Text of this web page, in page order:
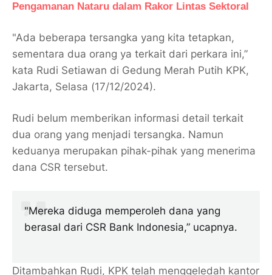
Pengamanan Nataru dalam Rakor Lintas Sektoral
"Ada beberapa tersangka yang kita tetapkan,
sementara dua orang ya terkait dari perkara ini,”
kata Rudi Setiawan di Gedung Merah Putih KPK,
Jakarta, Selasa (17/12/2024).
Rudi belum memberikan informasi detail terkait
dua orang yang menjadi tersangka. Namun
keduanya merupakan pihak-pihak yang menerima
dana CSR tersebut.
"Mereka diduga memperoleh dana yang
berasal dari CSR Bank Indonesia,” ucapnya.
Ditambahkan Rudi, KPK telah menggeledah kantor